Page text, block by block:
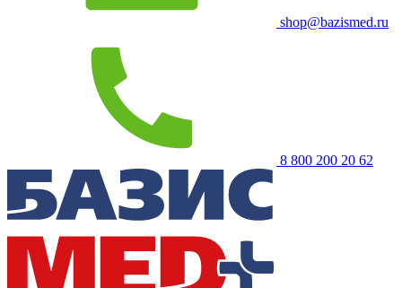
shop@bazismed.ru
8 800 200 20 62